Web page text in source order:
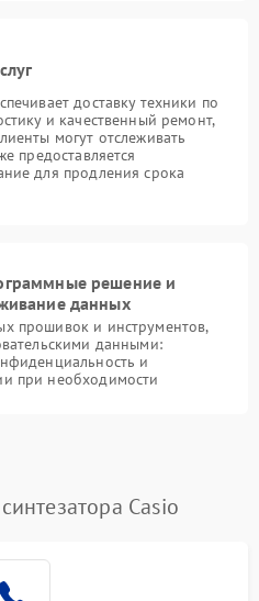
доставку техники по
и качественный ремонт,
могут отслеживать
предоставляется
для продления срока
решение и
данных
прошивок и инструментов,
данными:
и
при необходимости
Casio